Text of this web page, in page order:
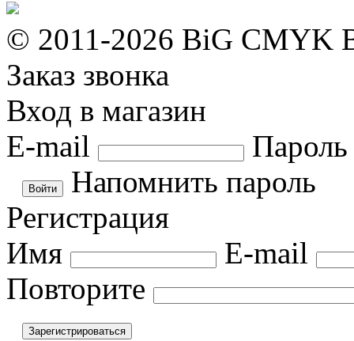
© 2011-2026 BiG CMYK
Заказ звонка
Вход в магазин
E-mail
Пароль
Напомнить пароль
Регистрация
Имя
E-mail
Повторите